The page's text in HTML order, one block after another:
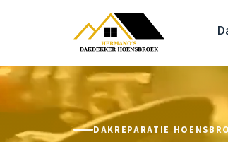
DAKREPARATIE